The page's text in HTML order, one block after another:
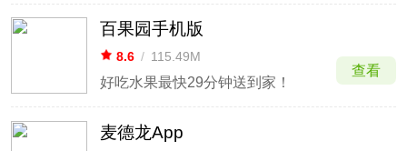
百果园手机版
8.6 / 115.49M
好吃水果最快29分钟送到家！
查看
麦德龙App